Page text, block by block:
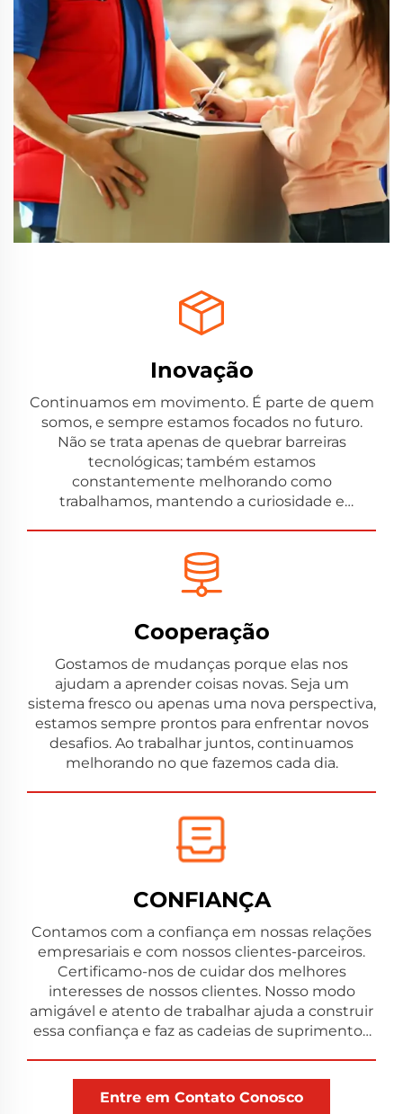
Inovação
Continuamos em movimento. É parte de quem
somos, e sempre estamos focados no futuro.
Não se trata apenas de quebrar barreiras
tecnológicas; também estamos
constantemente melhorando como
trabalhamos, mantendo a curiosidade e
Cooperação
Gostamos de mudanças porque elas nos
ajudam a aprender coisas novas. Seja um
sistema fresco ou apenas uma nova perspectiva,
estamos sempre prontos para enfrentar novos
desafios. Ao trabalhar juntos, continuamos
melhorando no que fazemos cada dia.
CONFIANÇA
Contamos com a confiança em nossas relações
empresariais e com nossos clientes-parceiros.
Certificamo-nos de cuidar dos melhores
interesses de nossos clientes. Nosso modo
amigável e atento de trabalhar ajuda a construir
essa confiança e faz as cadeias de suprimentos
Entre em Contato Conosco